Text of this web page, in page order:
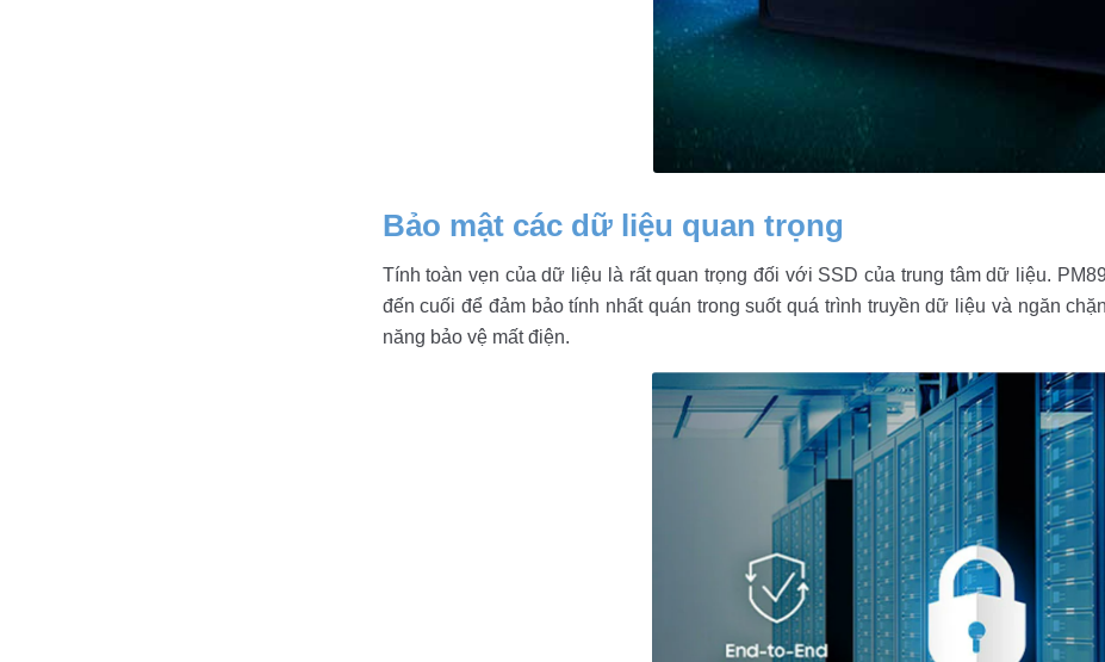
Bảo mật các dữ liệu quan trọng
Tính toàn vẹn của dữ liệu là rất quan trọng đối với SSD của trung tâm dữ liệu.
đến cuối để đảm bảo tính nhất quán trong suốt quá trình truyền dữ liệu và ngăn
năng bảo vệ mất điện.